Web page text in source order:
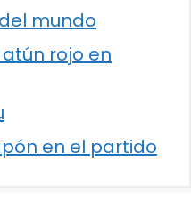
mundo
rojo en
en el partido